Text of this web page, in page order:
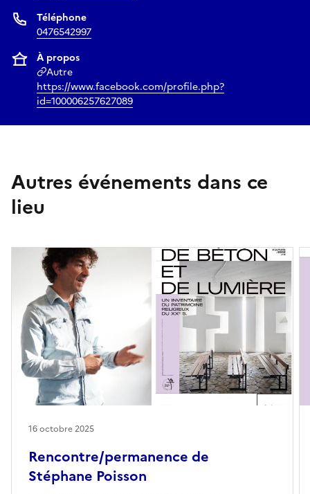
Téléphone
0476542997
À propos
Autre
https://www.facebook.com/profile.php?
id=100006257627089
Autres événements dans ce
lieu
Rencontre/permanence de
Stéphane Poisson
16 octobre 2025